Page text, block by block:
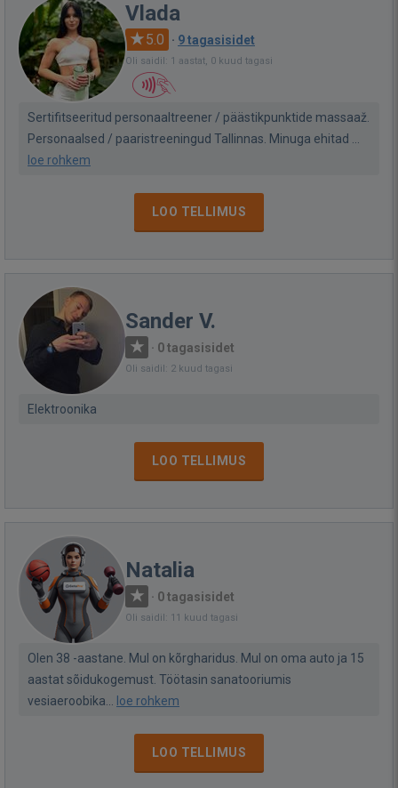
Vlada
5.0 · 9 tagasisidet
Oli saidil: 1 aastat, 0 kuud tagasi
Sertifitseeritud personaaltreener / päästikpunktide massaaž.
Personaalsed / paaristreeningud Tallinnas. Minuga ehitad ...
loe rohkem
LOO TELLIMUS
Sander V.
· 0 tagasisidet
Oli saidil: 2 kuud tagasi
Elektroonika
LOO TELLIMUS
Natalia
· 0 tagasisidet
Oli saidil: 11 kuud tagasi
Olen 38 -aastane. Mul on kõrgharidus. Mul on oma auto ja 15
aastat sõidukogemust. Töötasin sanatooriumis
vesiaeroobika...
loe rohkem
LOO TELLIMUS